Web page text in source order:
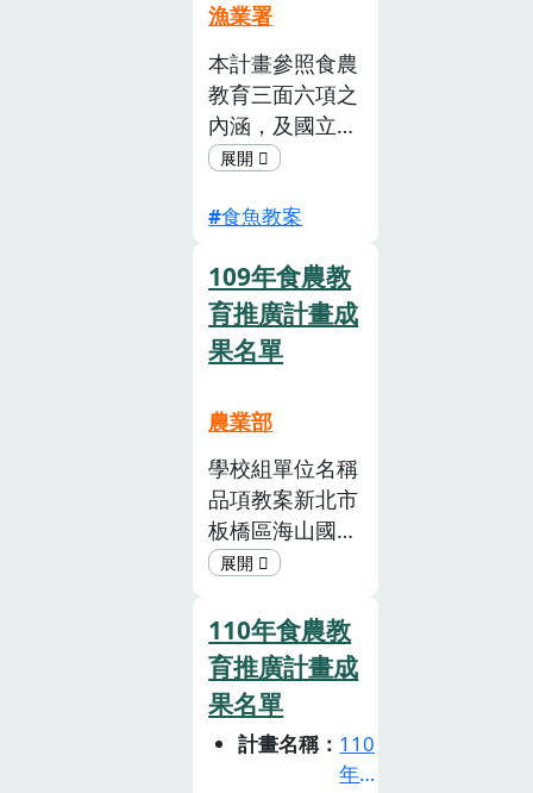
漁業署
本計畫參照食農
教育三面六項之
內涵，及國立臺
灣師範大學環境
誠教授發展之
觀點的食農素養
架構」所指引的
「食農系統」、
「食農文化」、
「食農體驗」4
個面向與內涵，
並參酌國內永續
食魚教育相關研
究，發展而成
與內涵」，供參
與徵案教師掌握
食魚教育之教學
面向。相關研究
包含邵廣昭
（2010）編製
食魚教案
109年食農教
育推廣計畫成
果名單
農業部
學校組單位名稱
品項教案新北市
板橋區海山國民
小學蜂蜜PDF新
中學(國中部)雞
蛋PDF桃園市立
內壢國民中學雞
蛋PDF臺南市立
永康國民中學胡
蘿蔔PDF國立彰
110年食農教
育推廣計畫成
果名單
計畫名稱
110
年